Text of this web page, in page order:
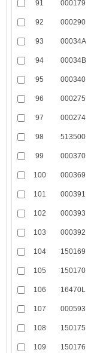
91 000179
92 000290
93 00034A
94 00034B
95 000340
96 000275
97 000274
98 513500
99 000370
100 000369
101 000391
102 000393
103 000392
104 150169
105 150170
106 16470L
107 000593
108 150175
109 150176